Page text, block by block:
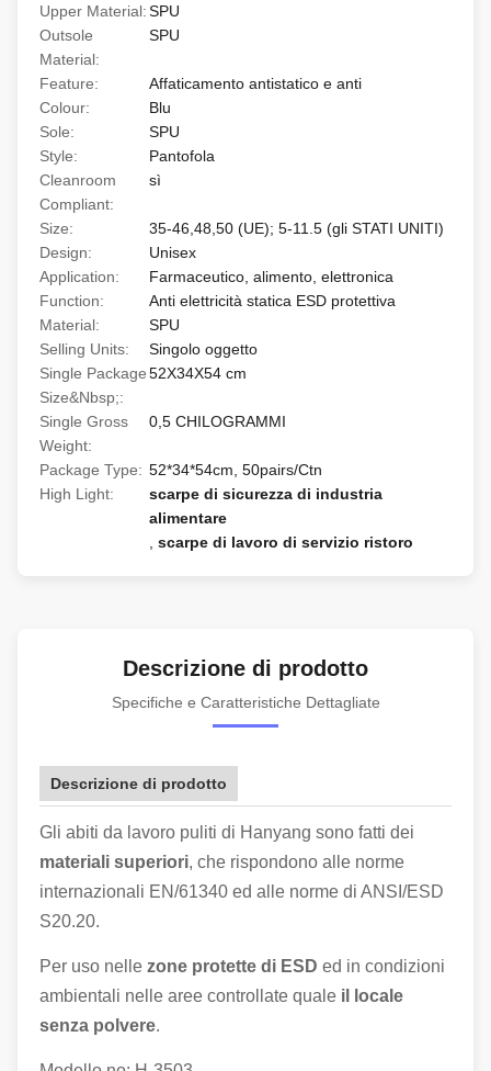
Upper Material:SPU
Outsole
Material:
SPU
Feature:
Affaticamento antistatico e anti
Colour:
Blu
Sole:
SPU
Style:
Pantofola
Cleanroom
Compliant:
sì
Size:
35-46,48,50 (UE); 5-11.5 (gli STATI UNITI)
Design:
Unisex
Application:
Farmaceutico, alimento, elettronica
Function:
Anti elettricità statica ESD protettiva
Material:
SPU
Selling Units:
Singolo oggetto
Single Package
Size&Nbsp;:
52X34X54 cm
Single Gross
Weight:
0,5 CHILOGRAMMI
Package Type: 52*34*54cm, 50pairs/Ctn
High Light:
scarpe di sicurezza di industria
alimentare
scarpe di lavoro di servizio ristoro
Descrizione di prodotto
Specifiche e Caratteristiche Dettagliate
Descrizione di prodotto
Gli abiti da lavoro puliti di Hanyang sono fatti dei
materiali superiori, che rispondono alle norme
internazionali EN/61340 ed alle norme di ANSI/ESD
S20.20.
Per uso nelle zone protette di ESD ed in condizioni
ambientali nelle aree controllate quale il locale
senza polvere.